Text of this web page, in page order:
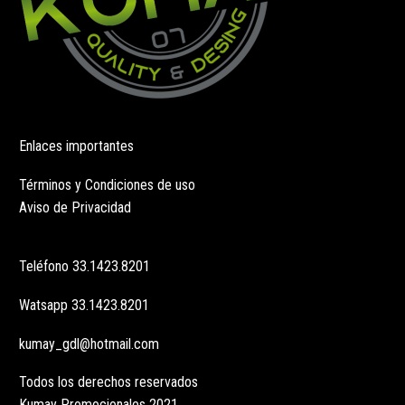
Enlaces importantes
Términos y Condiciones de uso
Aviso de Privacidad
Teléfono 33.1423.8201
Watsapp 33.1423.8201
kumay_gdl@hotmail.com
Todos los derechos reservados